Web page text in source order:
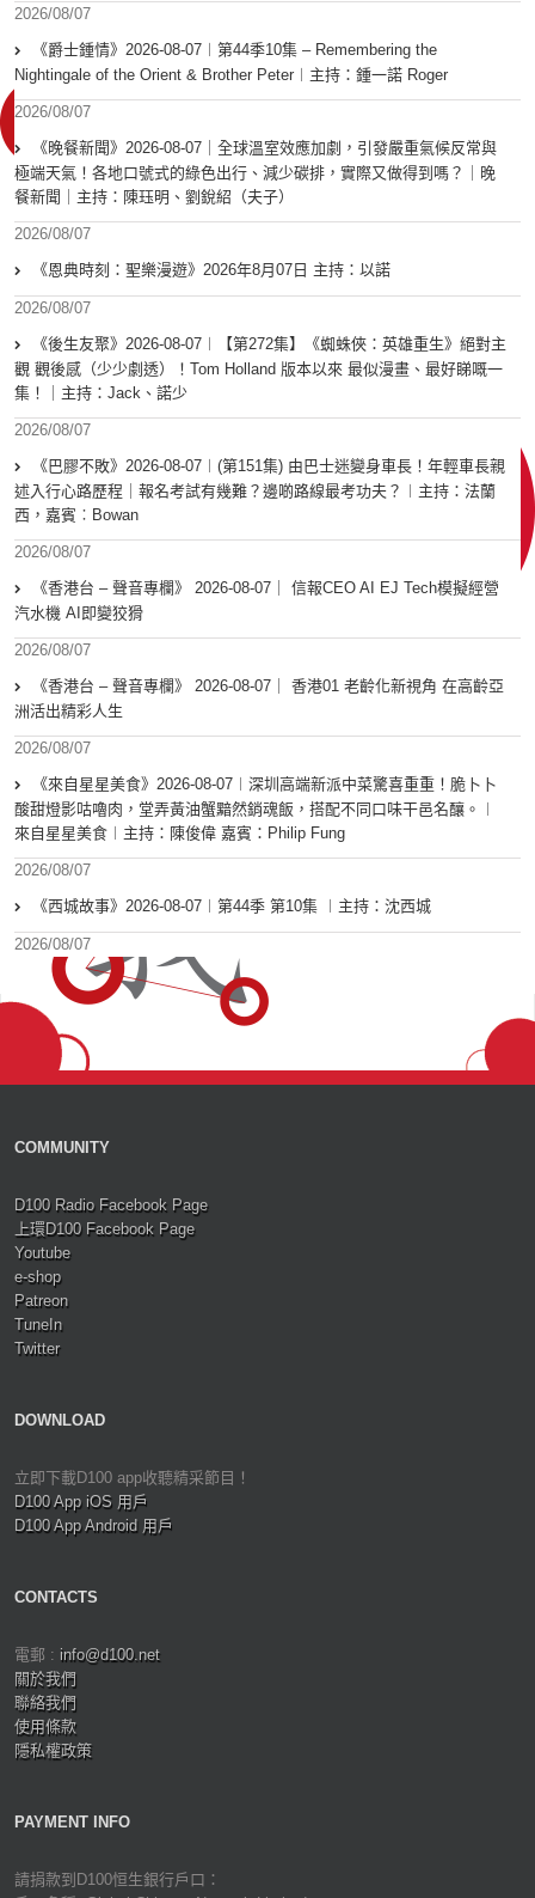
2026/08/07
《爵士鍾情》2026-08-07︱第44季10集 – Remembering the
Nightingale of the Orient & Brother Peter︱主持：鍾一諾 Roger
2026/08/07
《晚餐新聞》2026-08-07｜全球溫室效應加劇，引發嚴重氣候反常與
極端天氣！各地口號式的綠色出行、減少碳排，實際又做得到嗎？｜晚
餐新聞｜主持：陳珏明、劉銳紹（夫子）
2026/08/07
《恩典時刻：聖樂漫遊》2026年8月07日 主持：以諾
2026/08/07
《後生友聚》2026-08-07︱【第272集】《蜘蛛俠：英雄重生》絕對主
觀 觀後感（少少劇透）！Tom Holland 版本以來 最似漫畫、最好睇嘅一
集！｜主持：Jack、諾少
2026/08/07
《巴膠不敗》2026-08-07︱(第151集) 由巴士迷變身車長！年輕車長親
述入行心路歷程｜報名考試有幾難？邊啲路線最考功夫？︱主持：法蘭
西，嘉賓︰Bowan
2026/08/07
《香港台 – 聲音專欄》 2026-08-07｜ 信報CEO AI EJ Tech模擬經營
汽水機 AI即變狡猾
2026/08/07
《香港台 – 聲音專欄》 2026-08-07｜ 香港01 老齡化新視角 在高齡亞
洲活出精彩人生
2026/08/07
《來自星星美食》2026-08-07︱深圳高端新派中菜驚喜重重！脆卜卜
酸甜燈影咕嚕肉，堂弄黃油蟹黯然銷魂飯，搭配不同口味干邑名釀。︱
來自星星美食︱主持：陳俊偉 嘉賓：Philip Fung
2026/08/07
《西城故事》2026-08-07︱第44季 第10集 ︱主持：沈西城
2026/08/07
COMMUNITY
D100 Radio Facebook Page
上環D100 Facebook Page
Youtube
e-shop
Patreon
TuneIn
Twitter
DOWNLOAD
立即下載D100 app收聽精采節目！
D100 App iOS 用戶
D100 App Android 用戶
CONTACTS
電郵 : info@d100.net
關於我們
聯絡我們
使用條款
隱私權政策
PAYMENT INFO
請捐款到D100恒生銀行戶口：